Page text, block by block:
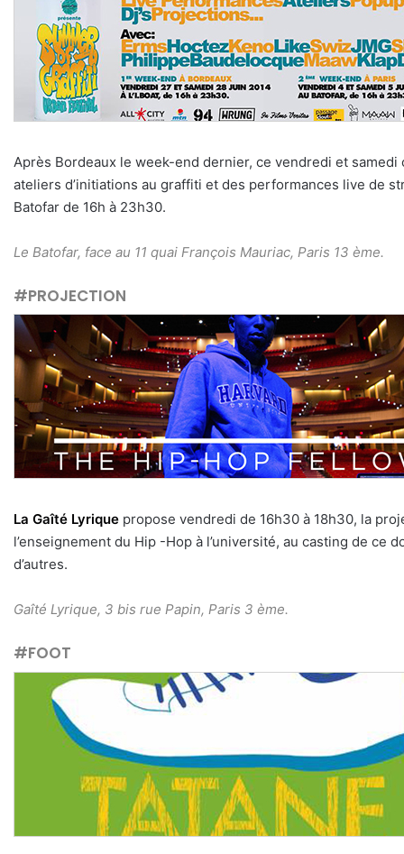
Après Bordeaux le week-end dernier, ce vendredi et samedi
ateliers d’initiations au graffiti et des performances live de
Batofar de 16h à 23h30.
Le Batofar, face au 11 quai François Mauriac, Paris 13 ème.
#PROJECTION
La Gaîté Lyrique propose vendredi de 16h30 à 18h30, la
l’enseignement du Hip -Hop à l’université, au casting de
d’autres.
Gaîté Lyrique, 3 bis rue Papin, Paris 3 ème.
#FOOT